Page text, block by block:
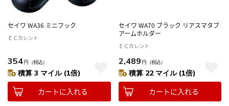
セイワ WA36 ミニフック
ＥＣカレント
354円 （税込）
積算 3 マイル (1倍)
カートに入れる
セイワ WA70 ブラック リアスマタブ
アームホルダー
ＥＣカレント
2,489 円 （税込）
積算 22 マイル (1倍)
カートに入れる